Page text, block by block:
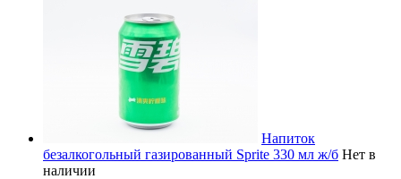
Напиток
безалкогольный газированный Sprite 330 мл ж/б Нет в
наличии